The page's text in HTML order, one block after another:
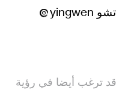
تشو yingwen
قد ترغب أيضا في رؤية